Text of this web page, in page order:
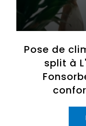
Pose de
split à